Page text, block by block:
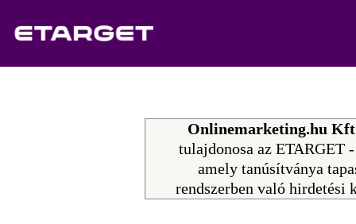
Onlinemarketing.hu Kft
tulajdonosa az ETARGET
amely tanúsítványa
rendszerben való hirdetési